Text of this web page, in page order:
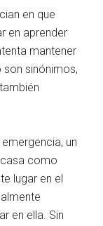
en que
en aprender
mantener
sinónimos,
un
como
lugar en el
en ella. Sin